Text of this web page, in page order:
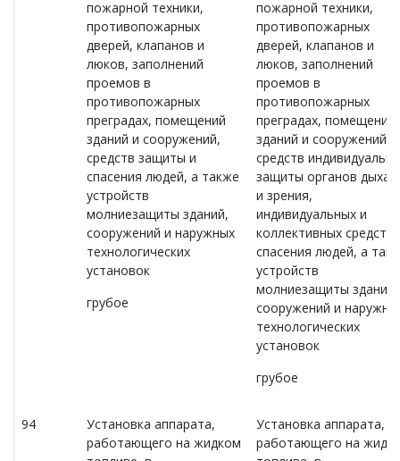
пожарной техники,
противопожарных
дверей, клапанов и
люков, заполнений
проемов в
противопожарных
преградах, помещений
зданий и сооружений,
средств защиты и
спасения людей, а также
устройств
молниезащиты зданий,
сооружений и наружных
технологических
установок
грубое
пожарной техники,
противопожарных
дверей, клапанов и
люков, заполнений
проемов в
противопожарных
преградах, помещений
зданий и сооружений,
средств
защиты органов
и зрения,
индивидуальных и
коллективных средств
спасения людей, а
устройств
молниезащиты зданий,
сооружений и
технологических
установок
грубое
94
Установка аппарата,
работающего на жидком
Установка аппарата,
работающего на